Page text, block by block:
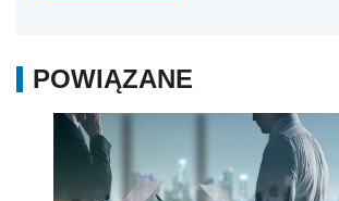
POWIĄZANE